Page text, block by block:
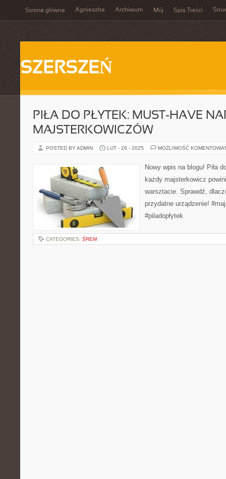
Strona główna Agnieszka Archiwum Mój Spis Treści
SZERSZEŃ
PIŁA DO PŁYTEK: MUST-HAVE
MAJSTERKOWICZÓW
POSTED BY ADMIN LUT - 26 - 2025 MOŻLIWOŚĆ
Nowy wpis na blogu! Piła
każdy majsterkowicz
warsztacie. Sprawdź,
przydatne urządzenie!
#piladopłytek
CATEGORIES: ŚREM